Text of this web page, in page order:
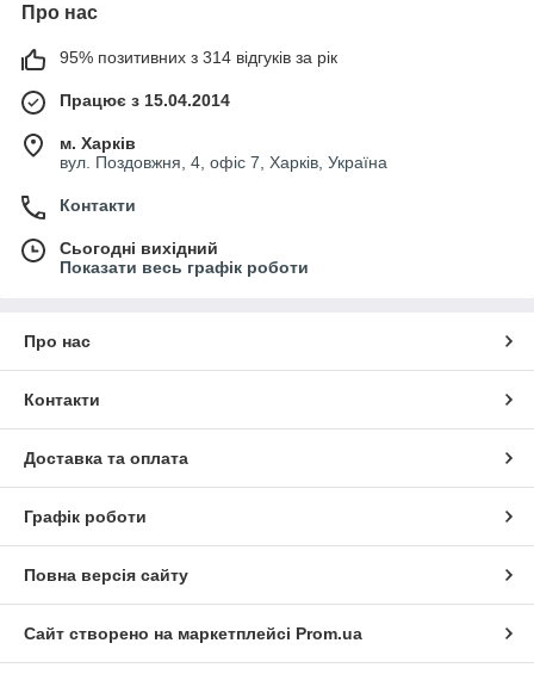
Про нас
95% позитивних з 314 відгуків за рік
Працює з 15.04.2014
м. Харків
вул. Поздовжня, 4, офіс 7, Харків, Україна
Контакти
Сьогодні вихідний
Показати весь графік роботи
Про нас
Контакти
Доставка та оплата
Графік роботи
Повна версія сайту
Сайт створено на маркетплейсі Prom.ua